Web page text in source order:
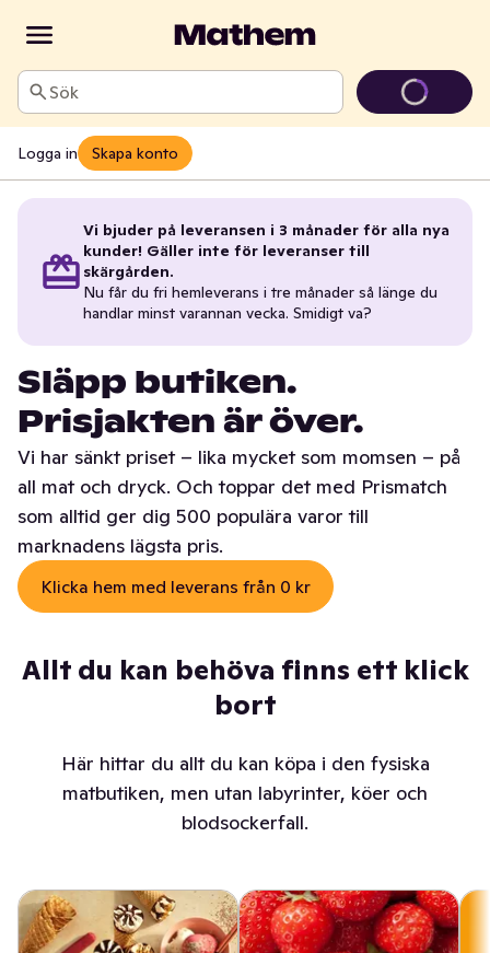
Sök
Logga in Skapa konto
Vi bjuder på leveransen i 3 månader för alla nya
kunder! Gäller inte för leveranser till
skärgården.
Nu får du fri hemleverans i tre månader så länge du
handlar minst varannan vecka. Smidigt va?
Släpp butiken.
Prisjakten är över.
Vi har sänkt priset – lika mycket som momsen – på
all mat och dryck. Och toppar det med Prismatch
som alltid ger dig 500 populära varor till
marknadens lägsta pris.
Klicka hem med leverans från 0 kr
Allt du kan behöva finns ett klick
bort
Här hittar du allt du kan köpa i den fysiska
matbutiken, men utan labyrinter, köer och
blodsockerfall.